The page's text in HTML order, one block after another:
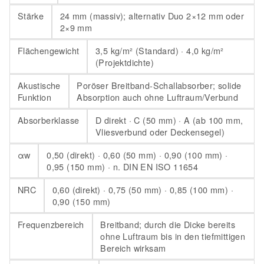
Stärke
24 mm (massiv); alternativ Duo 2×12 mm oder
2×9 mm
Flächengewicht
3,5 kg/m² (Standard) · 4,0 kg/m²
(Projektdichte)
Akustische
Funktion
Poröser Breitband-Schallabsorber; solide
Absorption auch ohne Luftraum/Verbund
Absorberklasse
D direkt · C (50 mm) · A (ab 100 mm,
Vliesverbund oder Deckensegel)
αw
0,50 (direkt) · 0,60 (50 mm) · 0,90 (100 mm) ·
0,95 (150 mm) · n. DIN EN ISO 11654
NRC
0,60 (direkt) · 0,75 (50 mm) · 0,85 (100 mm) ·
0,90 (150 mm)
Frequenzbereich
Breitband; durch die Dicke bereits
ohne Luftraum bis in den tiefmittigen
Bereich wirksam